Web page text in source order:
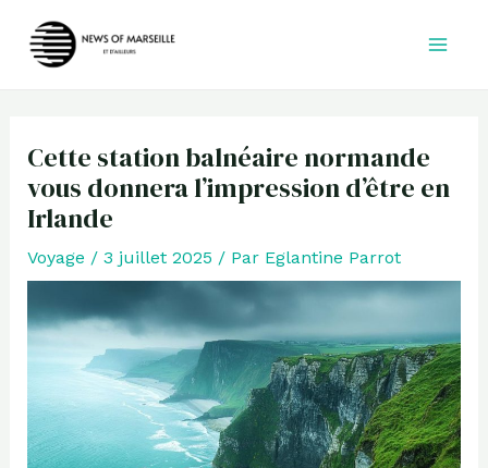
Cette station balnéaire normande
vous donnera l’impression d’être en
Irlande
Voyage / 3 juillet 2025 / Par Eglantine Parrot